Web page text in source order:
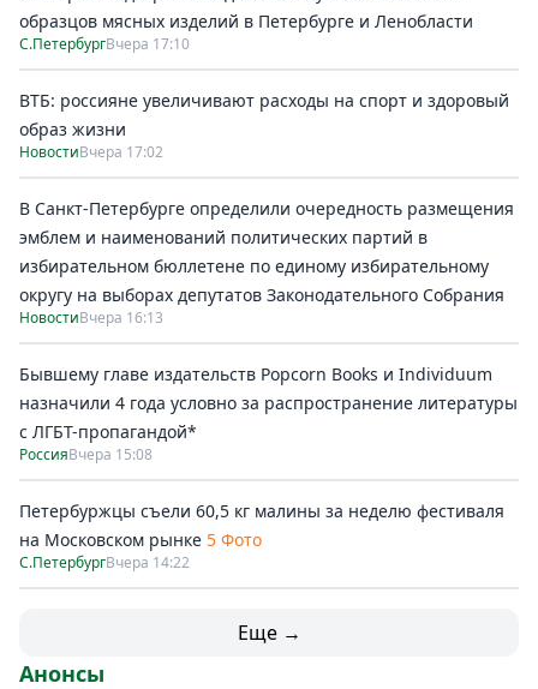
образцов мясных изделий в Петербурге и Ленобласти
С.ПетербургВчера 17:10
ВТБ: россияне увеличивают расходы на спорт и здоровый
образ жизни
НовостиВчера 17:02
В Санкт-Петербурге определили очередность размещения
эмблем и наименований политических партий в
избирательном бюллетене по единому избирательному
округу на выборах депутатов Законодательного Собрания
НовостиВчера 16:13
Бывшему главе издательств Popcorn Books и Individuum
назначили 4 года условно за распространение литературы
с ЛГБТ-пропагандой*
РоссияВчера 15:08
Петербуржцы съели 60,5 кг малины за неделю фестиваля
на Московском рынке 5 Фото
С.ПетербургВчера 14:22
Еще →
Анонсы